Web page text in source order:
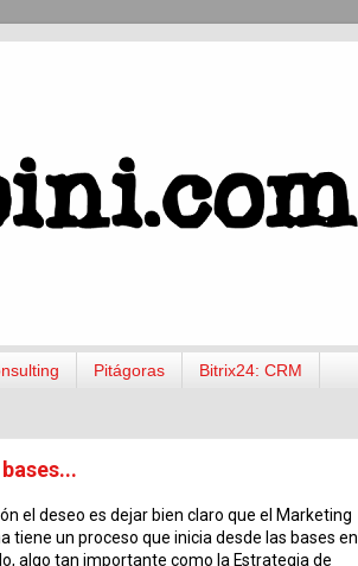
Pitágoras Bitrix24: CRM
el deseo es dejar bien claro que el Marketing
tiene un proceso que inicia desde las bases en
algo tan importante como la Estrategia de